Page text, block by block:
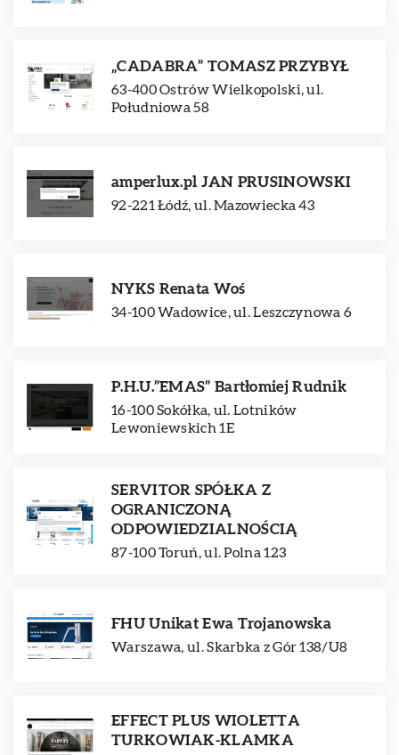
„CADABRA” TOMASZ PRZYBYŁ
63-400 Ostrów Wielkopolski, ul.
Południowa 58
amperlux.pl JAN PRUSINOWSKI
92-221 Łódź, ul. Mazowiecka 43
NYKS Renata Woś
34-100 Wadowice, ul. Leszczynowa 6
P.H.U.”EMAS” Bartłomiej Rudnik
16-100 Sokółka, ul. Lotników
Lewoniewskich 1E
SERVITOR SPÓŁKA Z
OGRANICZONĄ
ODPOWIEDZIALNOŚCIĄ
87-100 Toruń, ul. Polna 123
FHU Unikat Ewa Trojanowska
Warszawa, ul. Skarbka z Gór 138/U8
EFFECT PLUS WIOLETTA
TURKOWIAK-KLAMKA